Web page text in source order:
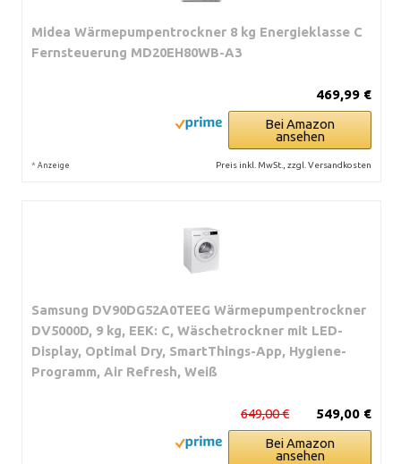
Midea Wärmepumpentrockner 8 kg Energieklasse C
Fernsteuerung MD20EH80WB-A3
469,99 €
Bei Amazon
ansehen
* Anzeige Preis inkl. MwSt., zzgl. Versandkosten
Samsung DV90DG52A0TEEG Wärmepumpentrockner
DV5000D, 9 kg, EEK: C, Wäschetrockner mit LED-
Display, Optimal Dry, SmartThings-App, Hygiene-
Programm, Air Refresh, Weiß
549,00 €
649,00 €
Bei Amazon
ansehen